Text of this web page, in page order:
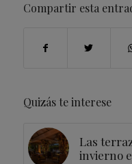
Compartir esta
Quizás te interese
Las
invierno